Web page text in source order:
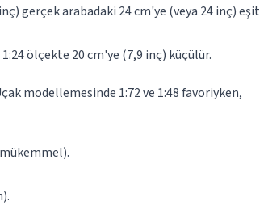
gerçek arabadaki 24 cm'ye (veya 24 inç) eşit
ölçekte 20 cm'ye (7,9 inç) küçülür.
modellemesinde 1:72 ve 1:48 favoriyken,